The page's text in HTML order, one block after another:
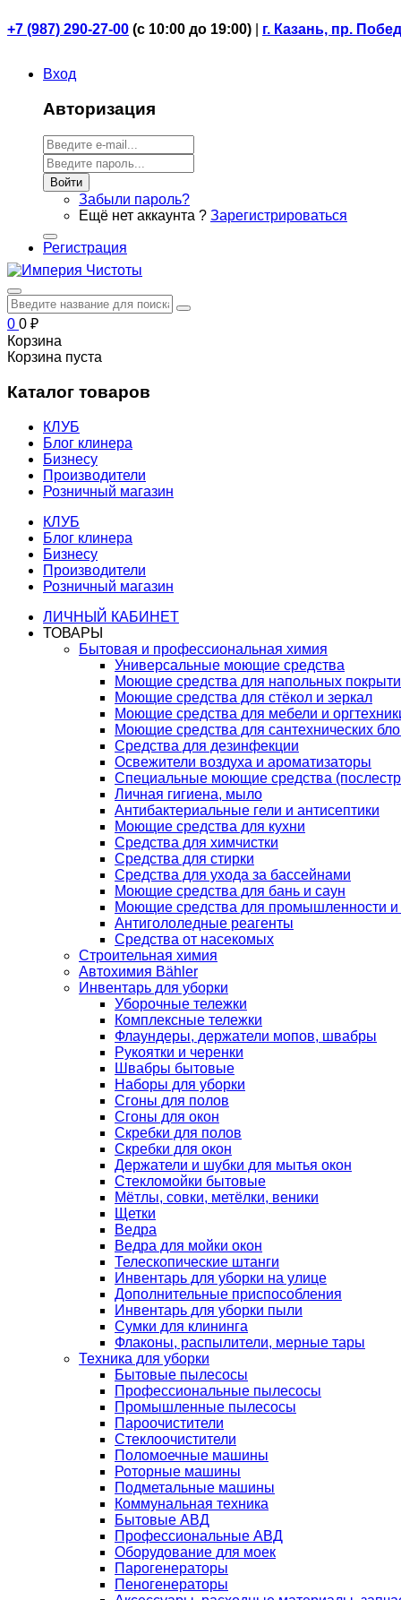
+7 (987) 290-27-00 (с 10:00 до 19:00) г. Казань, пр.
Вход
Авторизация
Войти
Забыли пароль?
Ещё нет аккаунта ? Зарегистрироваться
Регистрация
0 0 ₽
Корзина
Корзина пуста
Каталог товаров
КЛУБ
Блог клинера
Бизнесу
Производители
Розничный магазин
КЛУБ
Блог клинера
Бизнесу
Производители
Розничный магазин
ЛИЧНЫЙ КАБИНЕТ
ТОВАРЫ
Бытовая и профессиональная химия
Универсальные моющие средства
Моющие средства для напольных
Моющие средства для стёкол и зеркал
Моющие средства для мебели и
Моющие средства для сантехнических
Средства для дезинфекции
Освежители воздуха и ароматизаторы
Специальные моющие средства
Личная гигиена, мыло
Антибактериальные гели и антисептики
Моющие средства для кухни
Средства для химчистки
Средства для стирки
Средства для ухода за бассейнами
Моющие средства для бань и саун
Моющие средства для промышленности и
Антигололедные реагенты
Средства от насекомых
Строительная химия
Автохимия Bähler
Инвентарь для уборки
Уборочные тележки
Комплексные тележки
Флаундеры, держатели мопов, швабры
Рукоятки и черенки
Швабры бытовые
Наборы для уборки
Сгоны для полов
Сгоны для окон
Скребки для полов
Скребки для окон
Держатели и шубки для мытья окон
Стекломойки бытовые
Мётлы, совки, метёлки, веники
Щетки
Ведра
Ведра для мойки окон
Телескопические штанги
Инвентарь для уборки на улице
Дополнительные приспособления
Инвентарь для уборки пыли
Сумки для клининга
Флаконы, распылители, мерные тары
Техника для уборки
Бытовые пылесосы
Профессиональные пылесосы
Промышленные пылесосы
Пароочистители
Стеклоочистители
Поломоечные машины
Роторные машины
Подметальные машины
Коммунальная техника
Бытовые АВД
Профессиональные АВД
Оборудование для моек
Парогенераторы
Пеногенераторы